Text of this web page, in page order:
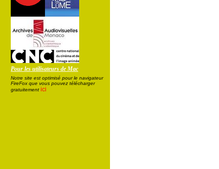
Pour les utilisateurs de Mac
Notre site est optimisé pour le navigateur
FireFox que vous pouvez télécharger
gratuitement ici